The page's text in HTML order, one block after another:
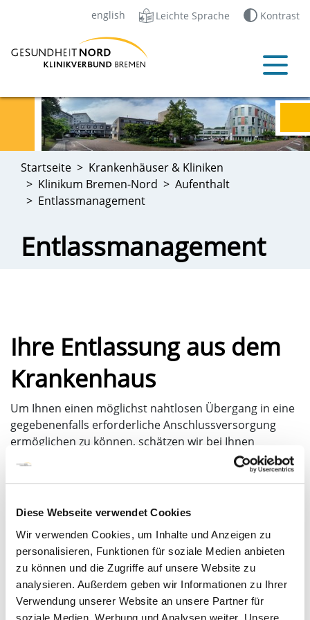
Diese Webseite verwendet Cookies
Wir verwenden Cookies, um Inhalte und Anzeigen zu
personalisieren, Funktionen für soziale Medien anbieten
zu können und die Zugriffe auf unsere Website zu
analysieren. Außerdem geben wir Informationen zu Ihrer
Verwendung unserer Website an unsere Partner für
soziale Medien, Werbung und Analysen weiter. Unsere
english Leichte Sprache Kontrast
Startseite
Krankenhäuser & Kliniken
Klinikum Bremen-Nord
Aufenthalt
Entlassmanagement
Entlassmanagement
Ihre Entlassung aus dem
Krankenhaus
Um Ihnen einen möglichst nahtlosen Übergang in eine
gegebenenfalls erforderliche Anschlussversorgung
ermöglichen zu können, schätzen wir bei Ihnen
frühzeitig den erwarteten Versorgungsbedarf ein.
Sofern Sie hierzu Ihre Zustimmung geben, planen und
entsprechend Ihrer individuellen Situation. Hierfür
interdisziplinären Teams eng zusammen.
Insbesondere dann, wenn Sie einen komplexen
Versorgungsbedarf nach der Entlassung haben, ist es
sinnvoll, frühzeitig Vorkehrungen für eine umfassende